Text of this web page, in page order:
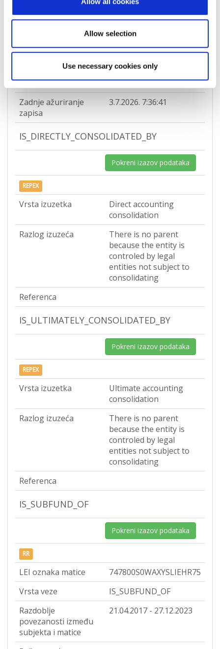
Allow selection
Use necessary cookies only
Računovodstveno
-
Razdoblje objave
dokumenata
25.04.2022 -
Tip valjanosti
fully corroborated
Zadnje ažuriranje
zapisa
3.7.2026. 7:36:41
IS_DIRECTLY_CONSOLIDATED_BY
Pokreni izazov podataka
REPEX
Vrsta izuzetka
Direct accounting
consolidation
Razlog izuzeća
There is no parent
because the entity is
controled by legal
entities not subject to
consolidating
Referenca
IS_ULTIMATELY_CONSOLIDATED_BY
Pokreni izazov podataka
REPEX
Vrsta izuzetka
Ultimate accounting
consolidation
Razlog izuzeća
There is no parent
because the entity is
controled by legal
entities not subject to
consolidating
Referenca
IS_SUBFUND_OF
Pokreni izazov podataka
RR
LEI oznaka matice
747800S0WAXYSLIEHR75
Vrsta veze
IS_SUBFUND_OF
Razdoblje
povezanosti između
subjekta i matice
21.04.2017 - 27.12.2023